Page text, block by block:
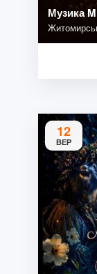
Музика
12
ВЕР